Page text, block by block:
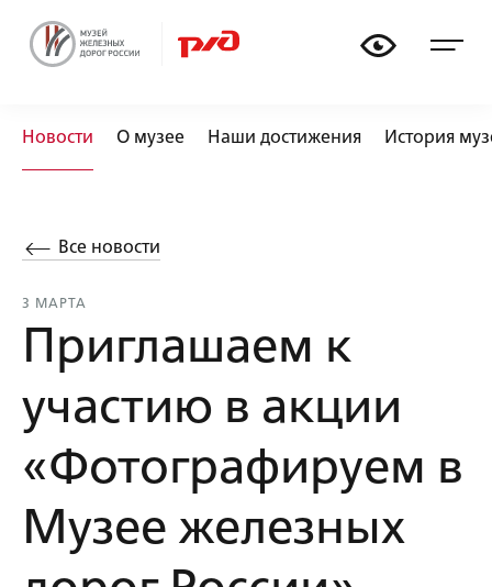
📏
🚃
🚂
Новости О музее Наши достижения История
Все новости
3 МАРТА
Приглашаем к
участию в акции
«Фотографируем в
Музее железных